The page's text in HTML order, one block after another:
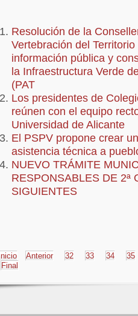
Resolución de la
Vertebración del
información pública y
la Infraestructura Verde
(PAT
Los presidentes de
reúnen con el equipo
Universidad de Alicante
El PSPV propone crear
asistencia técnica a
NUEVO TRÁMITE
RESPONSABLES DE 2ª
SIGUIENTES
Inicio Anterior 32 33 34
35
Final